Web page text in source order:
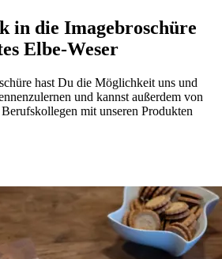
in die Imagebroschüre
Elbe-Weser
hast Du die Möglichkeit uns und
und kannst außerdem von
mit unseren Produkten